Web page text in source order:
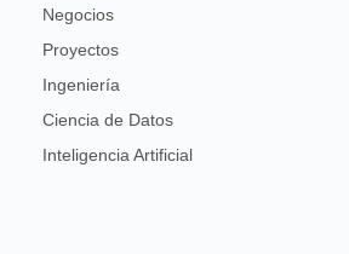
Negocios
Proyectos
Ingeniería
Ciencia de Datos
Inteligencia Artificial